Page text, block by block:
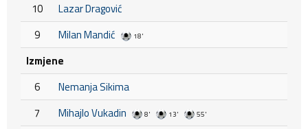
10
Lazar Dragović
9
Milan Mandić 18'
Izmjene
6
Nemanja Sikima
7
Mihajlo Vukadin 8' 13' 55'